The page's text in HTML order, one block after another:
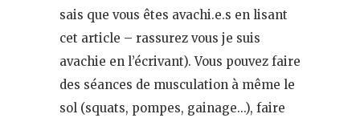
sais que vous êtes avachi.e.s en lisant
cet article – rassurez vous je suis
avachie en l’écrivant). Vous pouvez faire
des séances de musculation à même le
sol (squats, pompes, gainage…), faire